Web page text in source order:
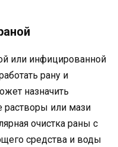
или инфицированной
рану и
назначить
растворы или мази
очистка раны с
средства и воды